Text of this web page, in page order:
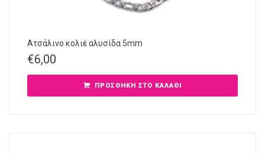
Ατσάλινο κολιέ αλυσίδα 5mm
€6,00
ΠΡΟΣΘΉΚΗ ΣΤΟ ΚΑΛΆΘΙ